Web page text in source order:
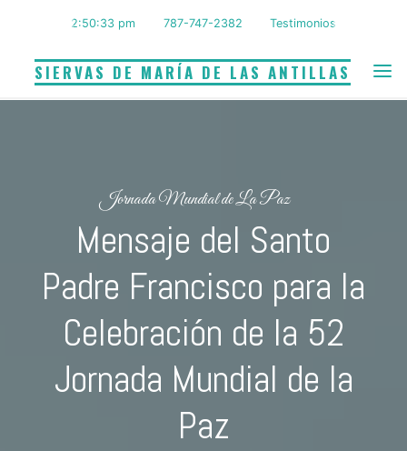
contenidoSIERVAS DE MARÍA DE LAS ANTILLAS
2:50:34 pm 787-747-2382 Testimonios
Jornada Mundial de La Paz
Mensaje del Santo
Padre Francisco para la
Celebración de la 52
Jornada Mundial de la
Paz